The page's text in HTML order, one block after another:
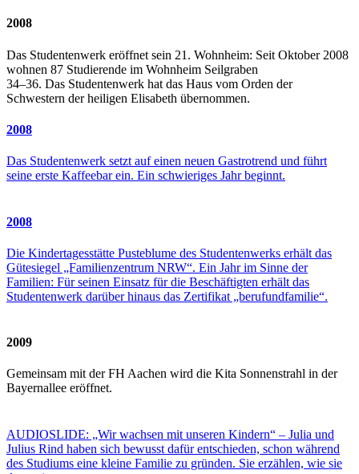
2008
Das Studentenwerk eröffnet sein 21. Wohnheim: Seit Oktober 2008
wohnen 87 Studierende im Wohnheim Seilgraben
34–36. Das Studentenwerk hat das Haus vom Orden der
Schwestern der heiligen Elisabeth übernommen.
2008
Das Studentenwerk setzt auf einen neuen Gastrotrend und führt
seine erste Kaffeebar ein. Ein schwieriges Jahr beginnt.
2008
Die Kindertagesstätte Pusteblume des Studentenwerks erhält das
Gütesiegel „Familienzentrum NRW“. Ein Jahr im Sinne der
Familien: Für seinen Einsatz für die Beschäftigten erhält das
Studentenwerk darüber hinaus das Zertifikat „berufundfamilie“.
2009
Gemeinsam mit der FH Aachen wird die Kita Sonnenstrahl in der
Bayernallee eröffnet.
AUDIOSLIDE: „Wir wachsen mit unseren Kindern“ – Julia und
Julius Rind haben sich bewusst dafür entschieden, schon während
des Studiums eine kleine Familie zu gründen. Sie erzählen, wie sie